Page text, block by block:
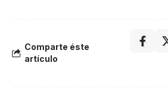
Comparte éste
artículo